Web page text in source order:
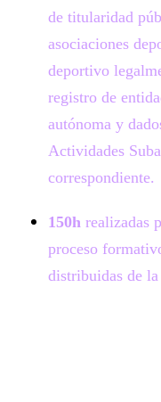
de titularidad
asociaciones
deportivo
registro de
autónoma y
Actividades
correspondiente.
150h realizadas
proceso
distribuidas de